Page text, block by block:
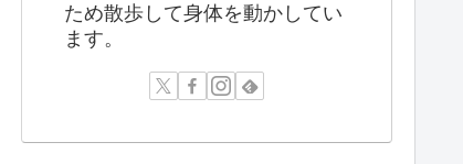
ため散歩して身体を動かしてい
ます。